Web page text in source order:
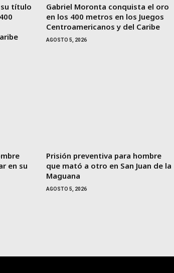
su título
Gabriel Moronta conquista el oro
en los 400 metros en los Juegos
Centroamericanos y del Caribe
AGOSTO 5, 2026
en su
Prisión preventiva para hombre
que mató a otro en San Juan de la
Maguana
AGOSTO 5, 2026